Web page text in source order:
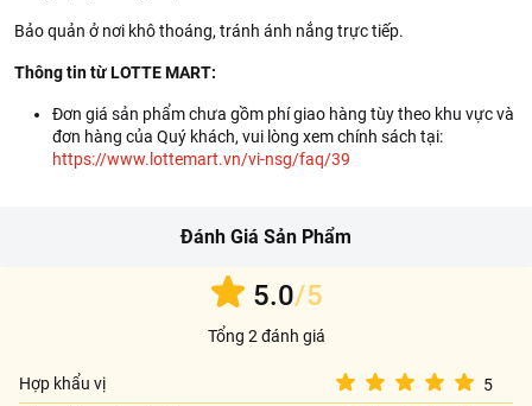
Bảo quản ở nơi khô thoáng, tránh ánh nắng trực tiếp.
Thông tin từ LOTTE MART:
Đơn giá sản phẩm chưa gồm phí giao hàng tùy theo khu vực và
đơn hàng của Quý khách, vui lòng xem chính sách tại:
https://www.lottemart.vn/vi-nsg/faq/39
Đánh Giá Sản Phẩm
5.0/5
Tổng 2 đánh giá
Hợp khẩu vị
5